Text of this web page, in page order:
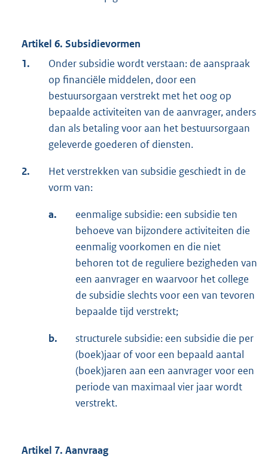
Artikel 6. Subsidievormen
1.
Onder subsidie wordt verstaan: de aanspraak
op financiële middelen, door een
bestuursorgaan verstrekt met het oog op
bepaalde activiteiten van de aanvrager, anders
dan als betaling voor aan het bestuursorgaan
geleverde goederen of diensten.
2.
Het verstrekken van subsidie geschiedt in de
vorm van:
a.
eenmalige subsidie: een subsidie ten
behoeve van bijzondere activiteiten die
eenmalig voorkomen en die niet
behoren tot de reguliere bezigheden van
een aanvrager en waarvoor het college
de subsidie slechts voor een van tevoren
bepaalde tijd verstrekt;
b.
structurele subsidie: een subsidie die per
(boek)jaar of voor een bepaald aantal
(boek)jaren aan een aanvrager voor een
periode van maximaal vier jaar wordt
verstrekt.
Artikel 7. Aanvraag